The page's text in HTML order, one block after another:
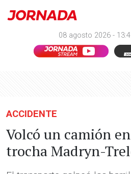
08 agosto 2026 -
ACCIDENTE
Volcó un camión
trocha Madryn-